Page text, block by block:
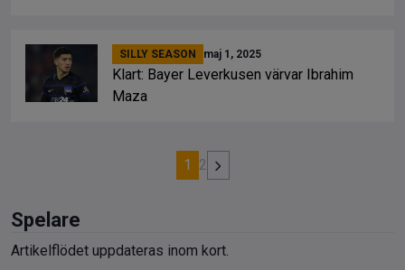
SILLY SEASON maj 1, 2025
Klart: Bayer Leverkusen värvar Ibrahim
Maza
1 2
Spelare
Artikelflödet uppdateras inom kort.